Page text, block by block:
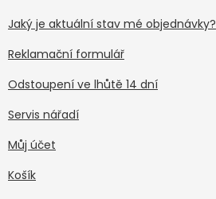
Jaký je aktuální stav mé objednávky?
Reklamační formulář
Odstoupení ve lhůtě 14 dní
Servis nářadí
Můj účet
Košík